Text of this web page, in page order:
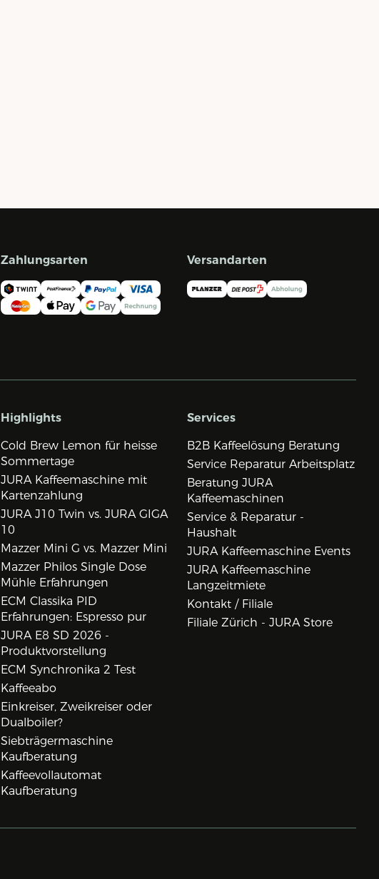
Zahlungsarten Versandarten
Highlights
Cold Brew Lemon für heisse
Sommertage
JURA Kaffeemaschine mit
Kartenzahlung
JURA J10 Twin vs. JURA GIGA
10
Mazzer Mini G vs. Mazzer Mini
Mazzer Philos Single Dose
Mühle Erfahrungen
ECM Classika PID
Erfahrungen: Espresso pur
JURA E8 SD 2026 -
Produktvorstellung
ECM Synchronika 2 Test
Kaffeeabo
Einkreiser, Zweikreiser oder
Dualboiler?
Siebträgermaschine
Kaufberatung
Kaffeevollautomat
Kaufberatung
Services
B2B Kaffeelösung Beratung
Service Reparatur Arbeitsplatz
Beratung JURA
Kaffeemaschinen
Service & Reparatur -
Haushalt
JURA Kaffeemaschine Events
JURA Kaffeemaschine
Langzeitmiete
Kontakt / Filiale
Filiale Zürich - JURA Store